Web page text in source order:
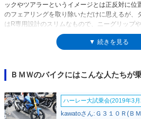
ックやツアラーというイメージとは正反対に位
のフェアリングを取り除いただけに思えるが、
はR専用設計のスリムなもので、ニーグリップ
なる。また幅広のハンドルは車体を抱え込むよ
となり、よりアクティブな操作を可能とする。
外や市街地といったシチュエーション向けに吸
れ、最高出力はSよりも4ps低163ps/10,250rpm
127Nm/8,250rpmという低・中速域重視に。
▼ 続きを見る
ＢＭＷのバイクにはこんな人たちが
ハーレー大試乗会(2019年3
kawatoさん:Ｇ３１０Ｒ(Ｂ